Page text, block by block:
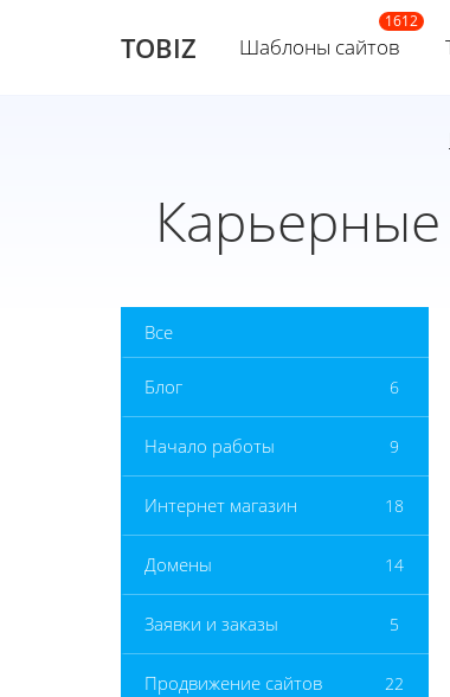
TOBIZ Шаблоны сайтов
Все
Блог 6
Начало работы 9
Интернет магазин 18
Домены 14
Заявки и заказы 5
Продвижение сайтов 22